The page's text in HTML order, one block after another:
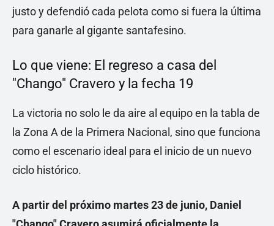
justo y defendió cada pelota como si fuera la última
para ganarle al gigante santafesino.
Lo que viene: El regreso a casa del
"Chango" Cravero y la fecha 19
La victoria no solo le da aire al equipo en la tabla de
la Zona A de la Primera Nacional, sino que funciona
como el escenario ideal para el inicio de un nuevo
ciclo histórico.
A partir del próximo martes 23 de junio, Daniel